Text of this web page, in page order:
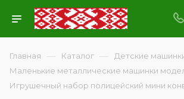
Главная — Каталог — Детские
Маленькие металлические машинки
Игрушечный набор полицейский мини